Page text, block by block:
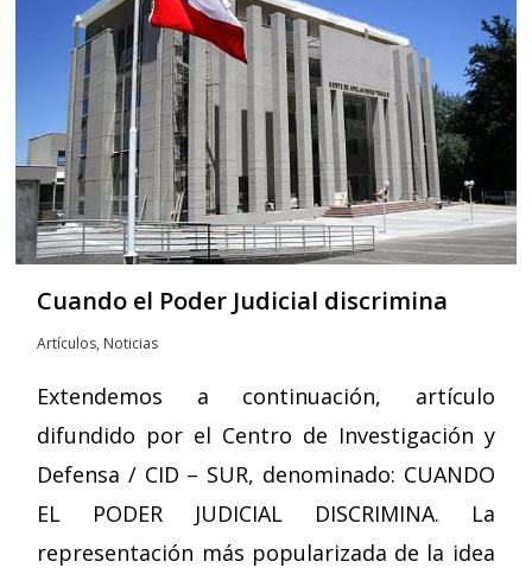
Cuando el Poder Judicial discrimina
Artículos, Noticias
Extendemos a continuación, artículo
difundido por el Centro de Investigación y
Defensa / CID – SUR, denominado: CUANDO
EL PODER JUDICIAL DISCRIMINA. La
representación más popularizada de la idea